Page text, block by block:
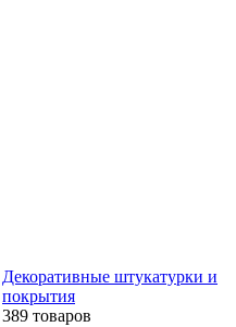
Декоративные штукатурки и
покрытия
389 товаров